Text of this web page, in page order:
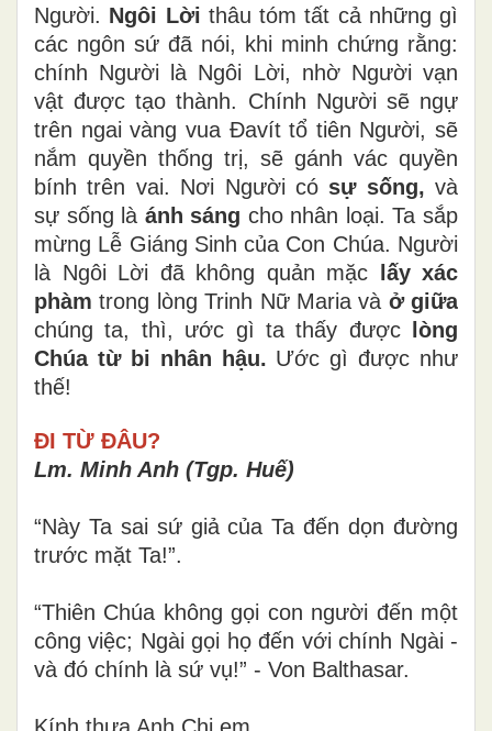
Người. Ngôi Lời thâu tóm tất cả những gì
các ngôn sứ đã nói, khi minh chứng rằng:
chính Người là Ngôi Lời, nhờ Người vạn
vật được tạo thành. Chính Người sẽ ngự
trên ngai vàng vua Đavít tổ tiên Người, sẽ
nắm quyền thống trị, sẽ gánh vác quyền
bính trên vai. Nơi Người có sự sống, và
sự sống là ánh sáng cho nhân loại. Ta sắp
mừng Lễ Giáng Sinh của Con Chúa. Người
là Ngôi Lời đã không quản mặc lấy xác
phàm trong lòng Trinh Nữ Maria và ở giữa
chúng ta, thì, ước gì ta thấy đượclòng
Chúa từ bi nhân hậu. Ước gì được như
thế!
ĐI TỪ ĐÂU?
Lm. Minh Anh (Tgp. Huế)
“Này Ta sai sứ giả của Ta đến dọn đường
trước mặt Ta!”.
“Thiên Chúa không gọi con người đến một
công việc; Ngài gọi họ đến với chính Ngài -
và đó chính là sứ vụ!” - Von Balthasar.
Kính thưa Anh Chị em,